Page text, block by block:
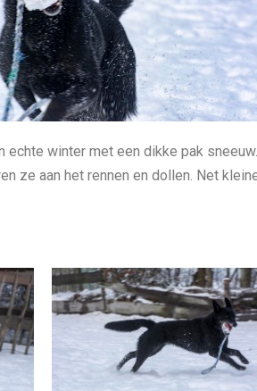
echte winter met een dikke pak sneeuw.
ze aan het rennen en dollen. Net